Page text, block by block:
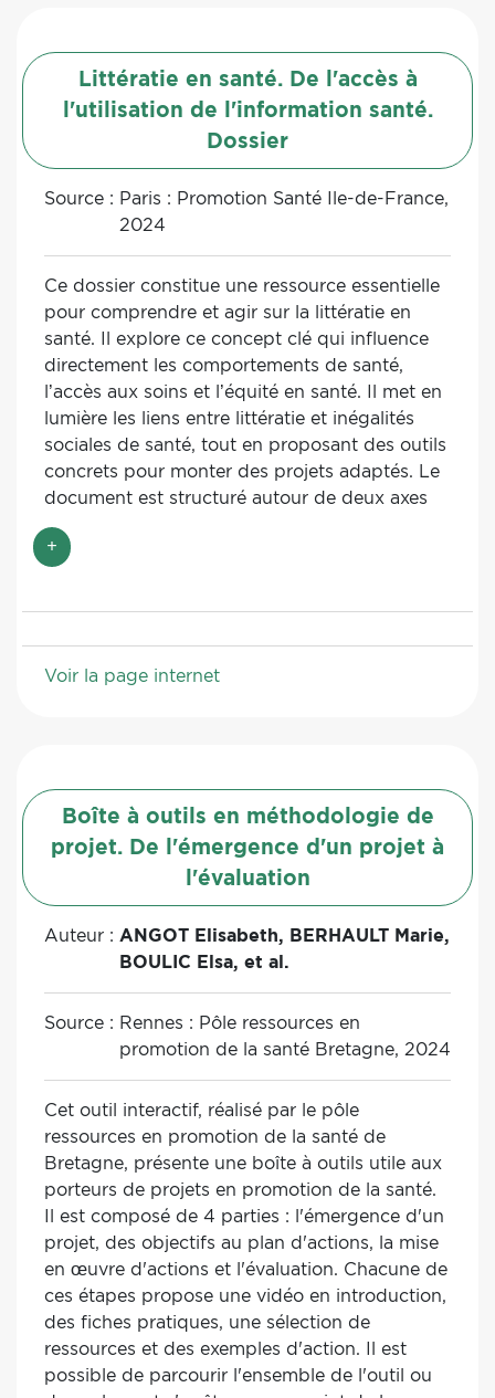
Littératie en santé. De l'accès à
l'utilisation de l'information santé.
Dossier
Source : Paris : Promotion Santé Ile-de-France,
2024
Ce dossier constitue une ressource essentielle
pour comprendre et agir sur la littératie en
santé. Il explore ce concept clé qui influence
directement les comportements de santé,
l’accès aux soins et l’équité en santé. Il met en
lumière les liens entre littératie et inégalités
sociales de santé, tout en proposant des outils
concrets pour monter des projets adaptés. Le
document est structuré autour de deux axes
principaux : une analyse des enjeux théoriques
et une présentation des méthodes pratiques
avec plus de 40 contributeurs garantit une
social et éducatif, en leur fournissant un levier
stratégique pour promouvoir la santé dans
différents contextes.
+
Voir la page internet
Boîte à outils en méthodologie de
projet. De l'émergence d'un projet à
l'évaluation
Auteur : ANGOT Elisabeth, BERHAULT Marie,
BOULIC Elsa, et al.
Source : Rennes : Pôle ressources en
promotion de la santé Bretagne, 2024
Cet outil interactif, réalisé par le pôle
ressources en promotion de la santé de
Bretagne, présente une boîte à outils utile aux
porteurs de projets en promotion de la santé.
Il est composé de 4 parties : l'émergence d'un
projet, des objectifs au plan d'actions, la mise
en œuvre d'actions et l'évaluation. Chacune de
ces étapes propose une vidéo en introduction,
des fiches pratiques, une sélection de
ressources et des exemples d'action. Il est
possible de parcourir l'ensemble de l'outil ou